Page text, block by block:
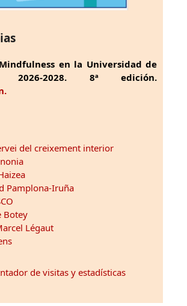
en la Universidad de
2026-2028. 8ª edición.
del creixement interior
Pamplona-Iruña
Botey
Légaut